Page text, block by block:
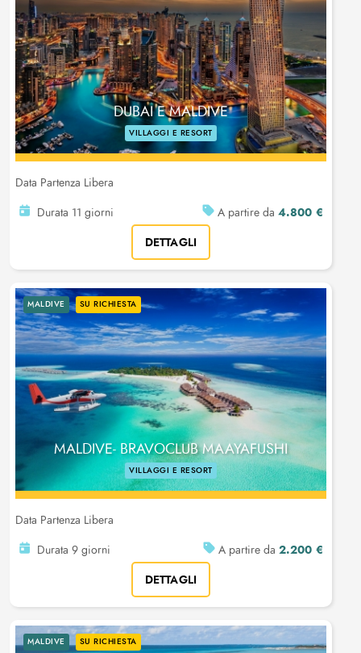
DUBAI E MALDIVE
VILLAGGI E RESORT
Data Partenza Libera
Durata 11 giorni
A partire da 4.800 €
DETTAGLI
MALDIVE SU RICHIESTA
MALDIVE- BRAVOCLUB MAAYAFUSHI
VILLAGGI E RESORT
Data Partenza Libera
Durata 9 giorni
A partire da 2.200 €
DETTAGLI
MALDIVE SU RICHIESTA